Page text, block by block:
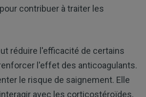
contribuer à traiter les
réduire l'efficacité de certains
l'effet des anticoagulants.
le risque de saignement. Elle
avec les corticostéroïdes,